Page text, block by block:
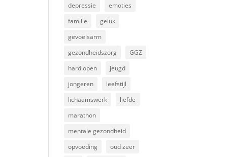
depressie
emoties
familie
geluk
gevoelsarm
gezondheidszorg
GGZ
hardlopen
jeugd
jongeren
leefstijl
lichaamswerk
liefde
marathon
mentale gezondheid
opvoeding
oud zeer